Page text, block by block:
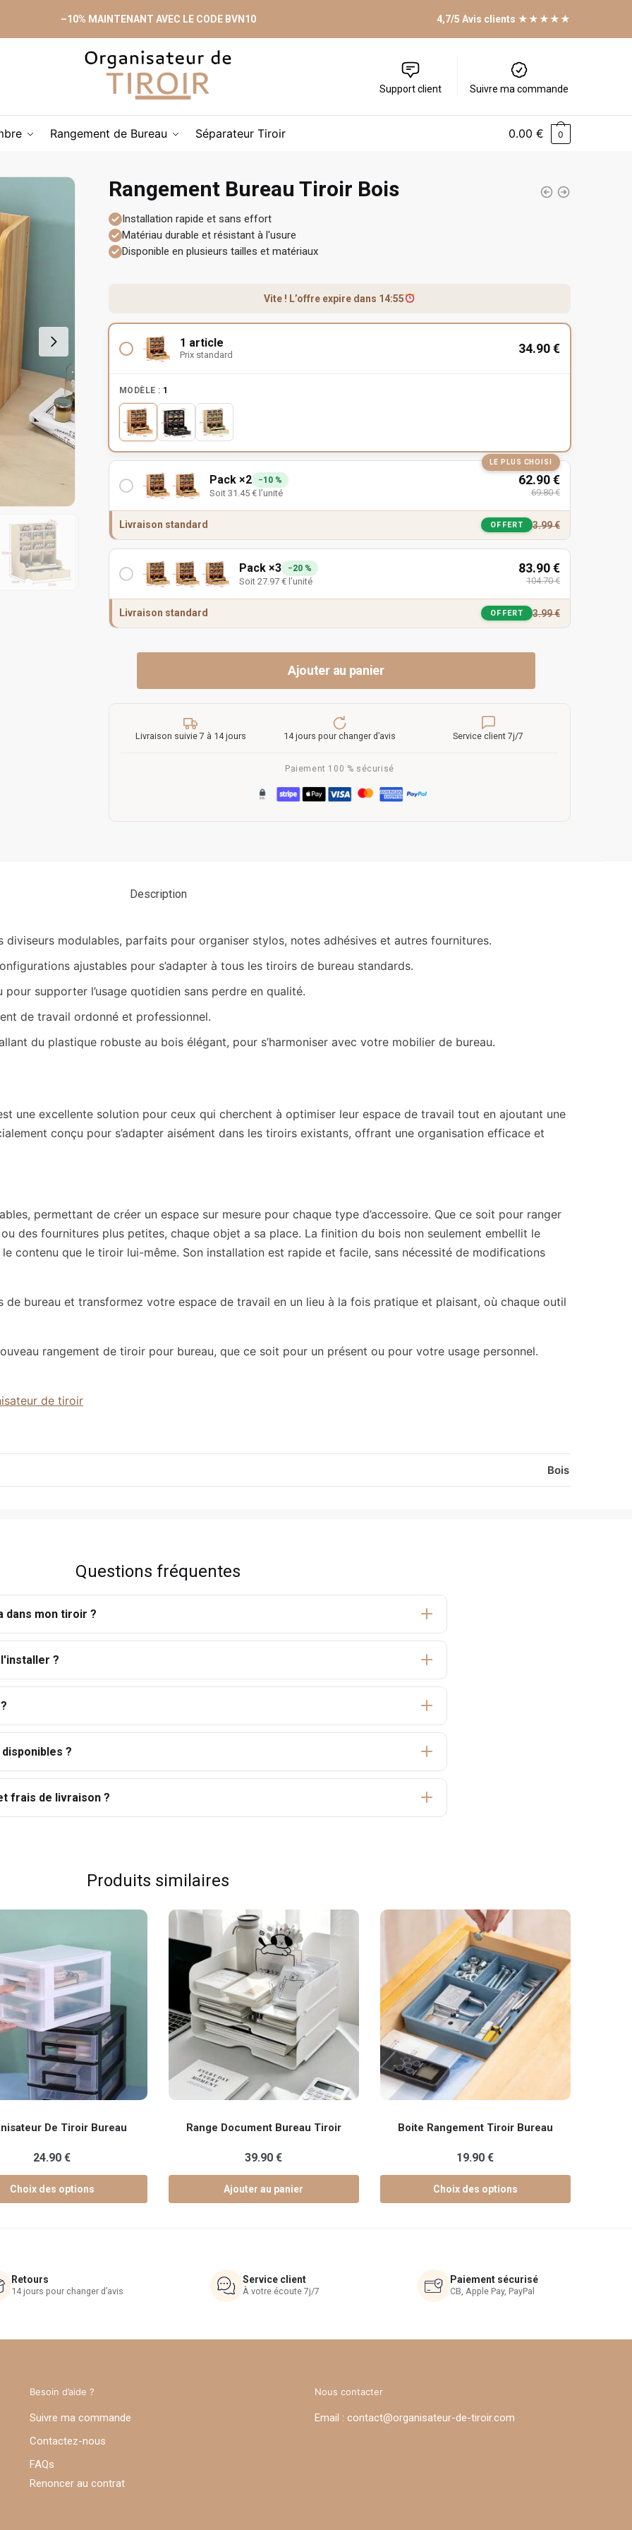
–10% MAINTENANT AVEC LE CODE BVN10 4,7/5 Avis clients ★★★★★
Support client Suivre ma commande
Rangement de Bureau Séparateur Tiroir 0.00 € 0
Rangement Bureau Tiroir Bois
Installation rapide et sans effort
Matériau durable et résistant à l'usure
Disponible en plusieurs tailles et matériaux
Vite ! L’offre expire dans 14:54
1 article
Prix standard 34.90€
MODÈLE : 1
LE PLUS CHOISI
Pack ×2 −10 %
Soit 31.45 €l’unité
62.90€
69.80€
Livraison standard OFFERT 3.99€
Pack ×3 −20 %
Soit 27.97 €l’unité
83.90€
104.70€
Livraison standard OFFERT 3.99€
Ajouter au panier
Livraison suivie 7 à 14 jours 14 jours pour changer d’avis Service client 7j/7
Paiement 100 % sécurisé
Description
diviseurs modulables, parfaits pour organiser stylos, notes adhésives et autres fournitures.
ajustables pour s’adapter à tous les tiroirs de bureau standards.
supporter l’usage quotidien sans perdre en qualité.
de travail ordonné et professionnel.
du plastique robuste au bois élégant, pour s’harmoniser avec votre mobilier de bureau.
une excellente solution pour ceux qui cherchent à optimiser leur espace de travail tout en ajoutant une
conçu pour s’adapter aisément dans les tiroirs existants, offrant une organisation efficace et
permettant de créer un espace sur mesure pour chaque type d’accessoire. Que ce soit pour ranger
des fournitures plus petites, chaque objet a sa place. La finition du bois non seulement embellit le
contenu que le tiroir lui-même. Son installation est rapide et facile, sans nécessité de modifications
bureau et transformez votre espace de travail en un lieu à la fois pratique et plaisant, où chaque outil
rangement de tiroir pour bureau, que ce soit pour un présent ou pour votre usage personnel.
de tiroir
Bois
Questions fréquentes
dans mon tiroir ?
?
?
frais de livraison ?
Produits similaires
De Tiroir Bureau
24.90€
Choix des options
Range Document Bureau Tiroir
39.90€
Ajouter au panier
Boite Rangement Tiroir Bureau
19.90€
Choix des options
produit
Les
Retours
14 jours pour changer d’avis
Service client
À votre écoute 7j/7
Paiement sécurisé
CB, Apple Pay, PayPal
Besoin d’aide ?
Suivre ma commande
Contactez-nous
FAQs
Renoncer au contrat
Nous contacter
Email : contact@organisateur-de-tiroir.com